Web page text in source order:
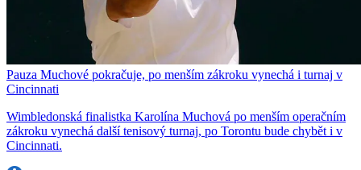
Pauza Muchové pokračuje, po menším zákroku vynechá i turnaj v
Cincinnati
Wimbledonská finalistka Karolína Muchová po menším operačním
zákroku vynechá další tenisový turnaj, po Torontu bude chybět i v
Cincinnati.